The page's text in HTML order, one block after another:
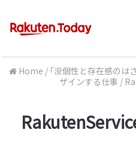
Home / ｢没個性と存在感のは
ザインする仕事 /